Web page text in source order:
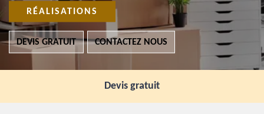
RÉALISATIONS
DEVIS GRATUIT CONTACTEZ NOUS
Devis gratuit